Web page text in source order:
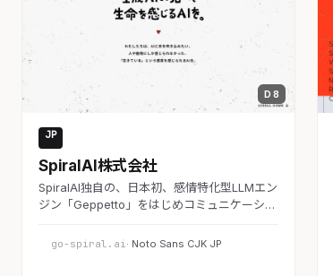
D 8
JP
SpiralAI株式会社
SpiralAI独自の、日本初、感情特化型LLMエン
ジン「Geppetto」をはじめコミュニケーシ…
go-spiral.ai · Noto Sans CJK JP